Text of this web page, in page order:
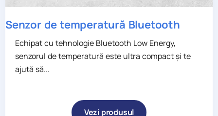
Senzor de temperatură Bluetooth
Echipat cu tehnologie Bluetooth Low Energy,
senzorul de temperatură este ultra compact și te
ajută să...
Vezi produsul